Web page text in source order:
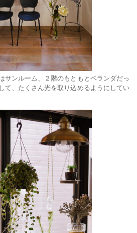
サンルーム、２階のもともとベランダだっ
て、たくさん光を取り込めるようにしてい